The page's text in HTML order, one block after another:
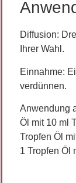
Diffusion:
Ihrer Wahl.
Einnahme:
verdünnen.
Anwendung
Öl mit 10 ml
Tropfen Öl
1 Tropfen Öl